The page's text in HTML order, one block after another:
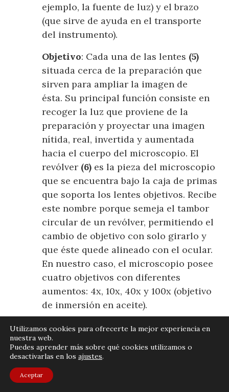
ejemplo, la fuente de luz) y el brazo
(que sirve de ayuda en el transporte
del instrumento).
Objetivo: Cada una de las lentes (5)
situada cerca de la preparación que
sirven para ampliar la imagen de
ésta. Su principal función consiste en
recoger la luz que proviene de la
preparación y proyectar una imagen
nítida, real, invertida y aumentada
hacia el cuerpo del microscopio. El
revólver (6) es la pieza del microscopio
que se encuentra bajo la caja de primas
que soporta los lentes objetivos. Recibe
este nombre porque semeja el tambor
circular de un revólver, permitiendo el
cambio de objetivo con solo girarlo y
que éste quede alineado con el ocular.
En nuestro caso, el microscopio posee
cuatro objetivos con diferentes
aumentos: 4x, 10x, 40x y 100x (objetivo
de inmersión en aceite).
Platina : Plataforma horizontal donde
se deposita la preparación
platina es una placa metálica con un
hueco en el centro sobre el que se
coloca la muestra que se va a observar
Utilizamos cookies para ofrecerte la mejor experiencia en
nuestra web.
Puedes aprender más sobre qué cookies utilizamos o
desactivarlas en los ajustes.
Aceptar